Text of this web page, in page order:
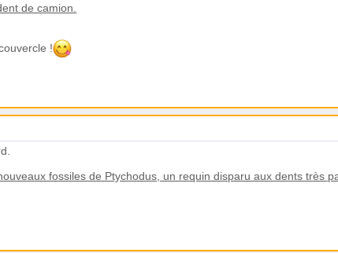
de camion.
!
fossiles de Ptychodus, un requin disparu aux dents très